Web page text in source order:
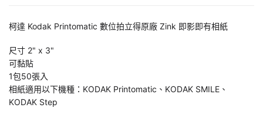
柯達 Kodak Printomatic 數位拍立得原廠 Zink 即影即有相紙
尺寸 2" x 3"
可黏貼
1包50張入
相紙適用以下機種：KODAK Printomatic、KODAK SMILE、
KODAK Step